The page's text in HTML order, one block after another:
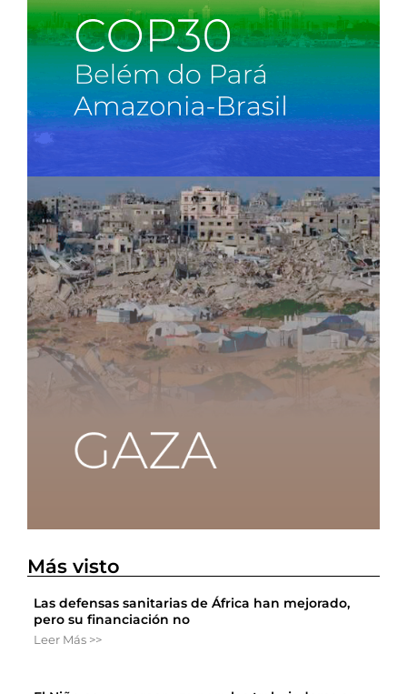
Más visto
Las defensas sanitarias de África han mejorado,
pero su financiación no
Leer Más >>